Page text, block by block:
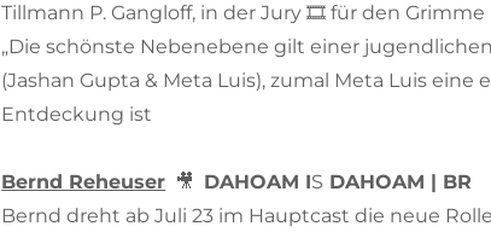
Tillmann P. Gangloff, in der Jury 🎞️ für den Grimme
„Die schönste Nebenebene gilt einer
(Jashan Gupta & Meta Luis), zumal Meta Luis eine
Entdeckung ist
Bernd Reheuser 🎥 DAHOAM IS DAHOAM | BR
Bernd dreht ab Juli 23 im Hauptcast die neue